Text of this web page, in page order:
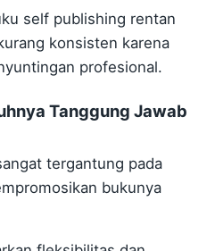
self publishing rentan
konsisten karena
profesional.
Tanggung Jawab
tergantung pada
bukunya